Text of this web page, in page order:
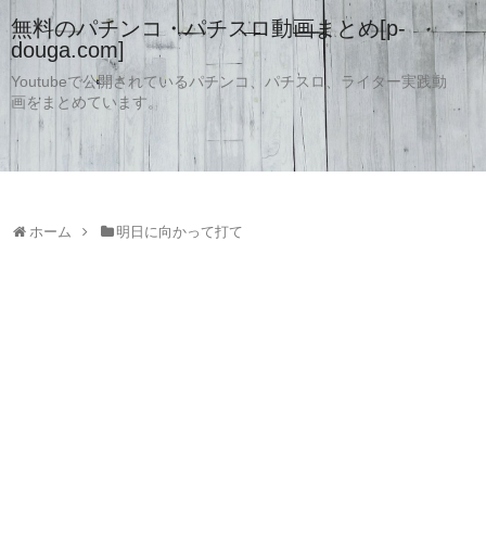
無料のパチンコ・パチスロ動画まとめ[p-
douga.com]
Youtubeで公開されているパチンコ、パチスロ、ライター実践動
画をまとめています。
ホーム 明日に向かって打て